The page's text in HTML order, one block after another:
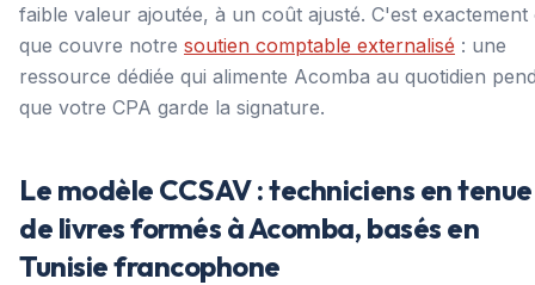
faible valeur ajoutée, à un coût ajusté. C'est exactement
que couvre notre soutien comptable externalisé : une
ressource dédiée qui alimente Acomba au quotidien
que votre CPA garde la signature.
Le modèle CCSAV : techniciens en tenue
de livres formés à Acomba, basés en
Tunisie francophone